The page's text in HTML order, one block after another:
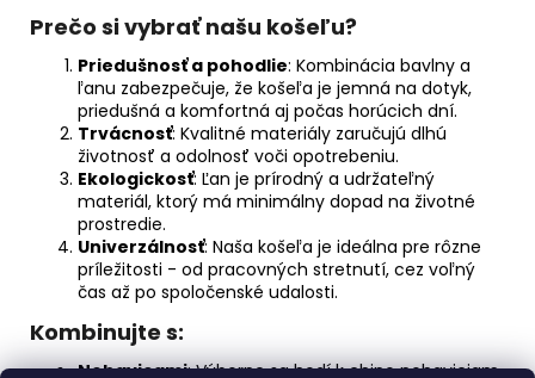
Prečo si vybrať našu košeľu?
Priedušnosť a pohodlie: Kombinácia bavlny a
ľanu zabezpečuje, že košeľa je jemná na dotyk,
priedušná a komfortná aj počas horúcich dní.
Trvácnosť: Kvalitné materiály zaručujú dlhú
životnosť a odolnosť voči opotrebeniu.
Ekologickosť: Ľan je prírodný a udržateľný
materiál, ktorý má minimálny dopad na životné
prostredie.
Univerzálnosť: Naša košeľa je ideálna pre rôzne
príležitosti - od pracovných stretnutí, cez voľný
čas až po spoločenské udalosti.
Kombinujte s:
Nohavicami: Výborne sa hodí k chino nohaviciam